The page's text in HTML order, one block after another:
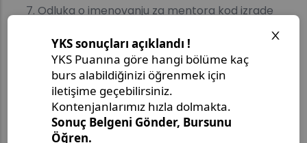
Odluka o imenovanju za mentora kod izrade
odgovarajući dokument kojim se dokazuje
uspješno mentorstvo,
Dokaz o originalnom stručnom uspjehu kao što
je projekt, patent ili originalni metod,
Dokument kojim se dokazuje izbor u prethodno